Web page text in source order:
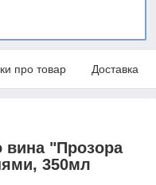
про товар Доставка
вина "Прозора
350мл